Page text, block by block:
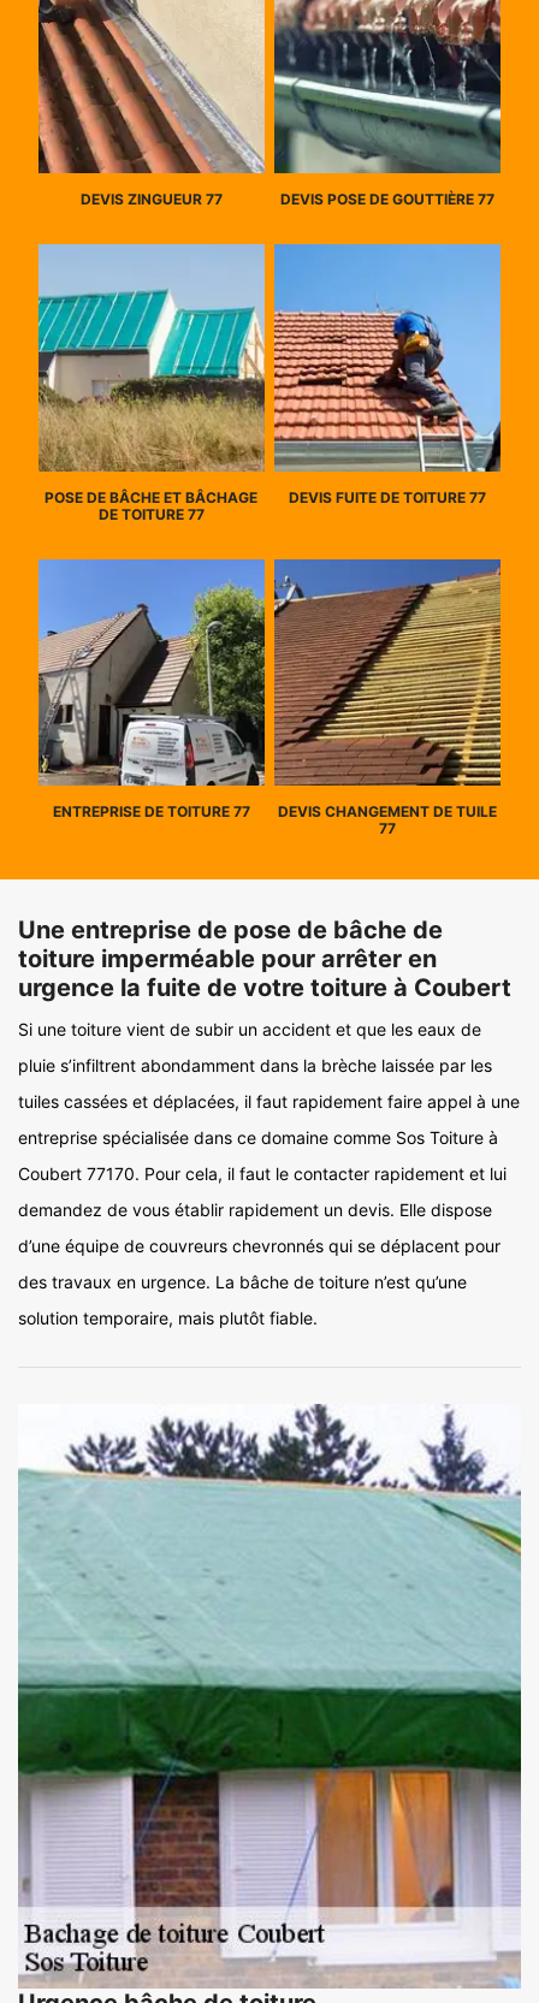
DEVIS ZINGUEUR 77 DEVIS POSE DE GOUTTIÈRE 77
POSE DE BÂCHE ET BÂCHAGE
DE TOITURE 77
DEVIS FUITE DE TOITURE 77
ENTREPRISE DE TOITURE 77
DEVIS CHANGEMENT DE TUILE
77
Une entreprise de pose de bâche de
toiture imperméable pour arrêter en
urgence la fuite de votre toiture à Coubert
Si une toiture vient de subir un accident et que les eaux de
pluie s’infiltrent abondamment dans la brèche laissée par les
tuiles cassées et déplacées, il faut rapidement faire appel à une
entreprise spécialisée dans ce domaine comme Sos Toiture à
Coubert 77170. Pour cela, il faut le contacter rapidement et lui
demandez de vous établir rapidement un devis. Elle dispose
d’une équipe de couvreurs chevronnés qui se déplacent pour
des travaux en urgence. La bâche de toiture n’est qu’une
solution temporaire, mais plutôt fiable.